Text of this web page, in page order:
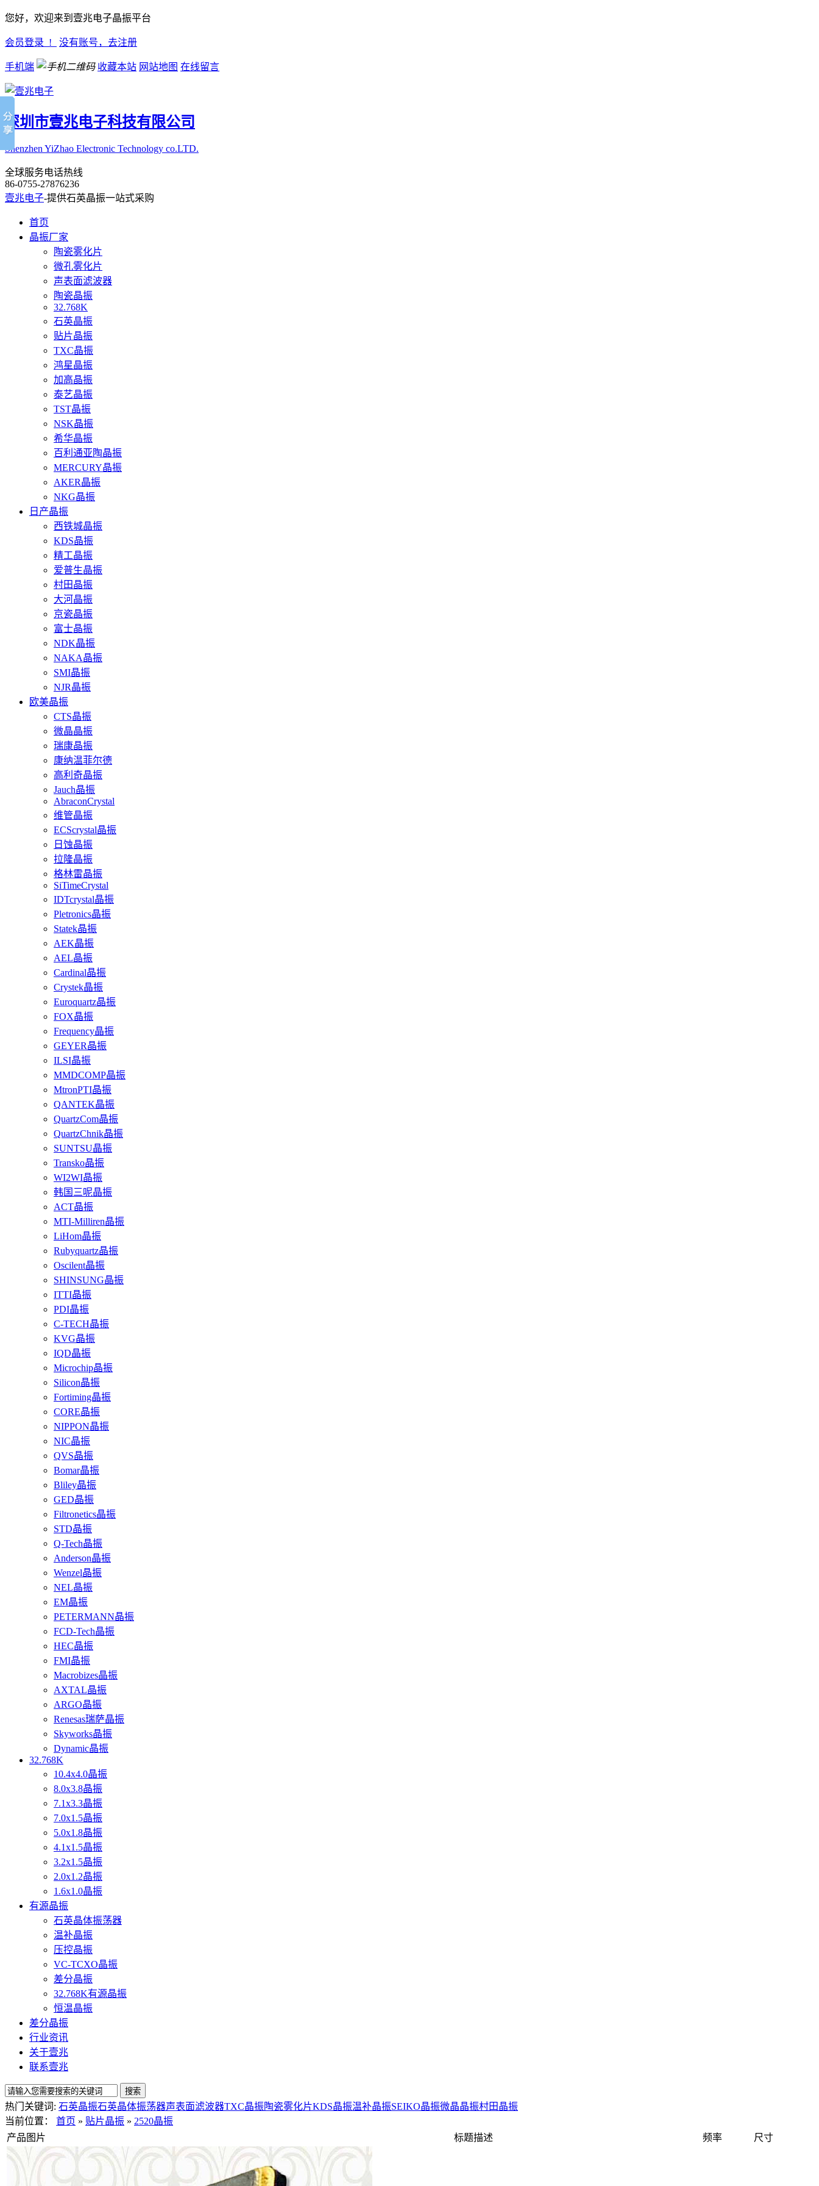
您好，欢迎来到壹兆电子晶振平台
会员登录 ! 没有账号，去注册
手机端 收藏本站 网站地图 在线留言
深圳市壹兆电子科技有限公司
Shenzhen YiZhao Electronic Technology co.LTD.
全球服务电话热线
86-0755-27876236
壹兆电子-提供石英晶振一站式采购
首页
晶振厂家
陶瓷雾化片
微孔雾化片
声表面滤波器
陶瓷晶振
32.768K
石英晶振
贴片晶振
TXC晶振
鸿星晶振
加高晶振
泰艺晶振
TST晶振
NSK晶振
希华晶振
百利通亚陶晶振
MERCURY晶振
AKER晶振
NKG晶振
日产晶振
西铁城晶振
KDS晶振
精工晶振
爱普生晶振
村田晶振
大河晶振
京瓷晶振
富士晶振
NDK晶振
NAKA晶振
SMI晶振
NJR晶振
欧美晶振
CTS晶振
微晶晶振
瑞康晶振
康纳温菲尔德
高利奇晶振
Jauch晶振
AbraconCrystal
维管晶振
ECScrystal晶振
日蚀晶振
拉隆晶振
格林雷晶振
SiTimeCrystal
IDTcrystal晶振
Pletronics晶振
Statek晶振
AEK晶振
AEL晶振
Cardinal晶振
Crystek晶振
Euroquartz晶振
FOX晶振
Frequency晶振
GEYER晶振
ILSI晶振
MMDCOMP晶振
MtronPTI晶振
QANTEK晶振
QuartzCom晶振
QuartzChnik晶振
SUNTSU晶振
Transko晶振
WI2WI晶振
韩国三呢晶振
ACT晶振
MTI-Milliren晶振
LiHom晶振
Rubyquartz晶振
Oscilent晶振
SHINSUNG晶振
ITTI晶振
PDI晶振
C-TECH晶振
KVG晶振
IQD晶振
Microchip晶振
Silicon晶振
Fortiming晶振
CORE晶振
NIPPON晶振
NIC晶振
QVS晶振
Bomar晶振
Bliley晶振
GED晶振
Filtronetics晶振
STD晶振
Q-Tech晶振
Anderson晶振
Wenzel晶振
NEL晶振
EM晶振
PETERMANN晶振
FCD-Tech晶振
HEC晶振
FMI晶振
Macrobizes晶振
AXTAL晶振
ARGO晶振
Renesas瑞萨晶振
Skyworks晶振
Dynamic晶振
32.768K
10.4x4.0晶振
8.0x3.8晶振
7.1x3.3晶振
7.0x1.5晶振
5.0x1.8晶振
4.1x1.5晶振
3.2x1.5晶振
2.0x1.2晶振
1.6x1.0晶振
有源晶振
石英晶体振荡器
温补晶振
压控晶振
VC-TCXO晶振
差分晶振
32.768K有源晶振
恒温晶振
差分晶振
行业资讯
关于壹兆
联系壹兆
热门关键词: 石英晶振石英晶体振荡器声表面滤波器TXC晶振陶瓷雾化片KDS晶振温补晶振SEIKO晶振微晶晶振村田晶振
当前位置：
首页 » 贴片晶振 » 2520晶振
产品图片
标题描述 频率 尺寸